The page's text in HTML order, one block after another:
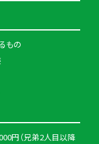
もの
円（兄弟2人目以降